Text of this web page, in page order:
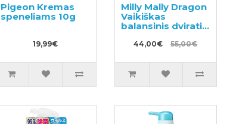
Pigeon Kremas
speneliams 10g
19,99€
Milly Mally Dragon
Vaikiškas
balansinis dviratis
su metaliniu rėmu
ir pripučiamomis
44,00€ 55,00€